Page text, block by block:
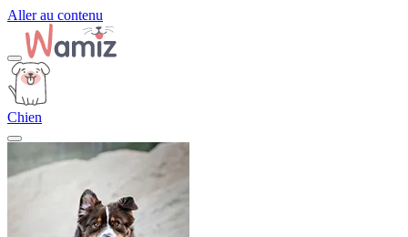
Aller au contenu
Chien